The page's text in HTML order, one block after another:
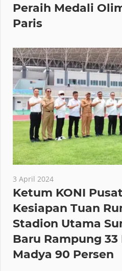
Peraih Medali
Paris
3 April 2024
Ketum KONI
Kesiapan Tuan
Stadion Utama
Baru Rampung
Madya 90 Persen